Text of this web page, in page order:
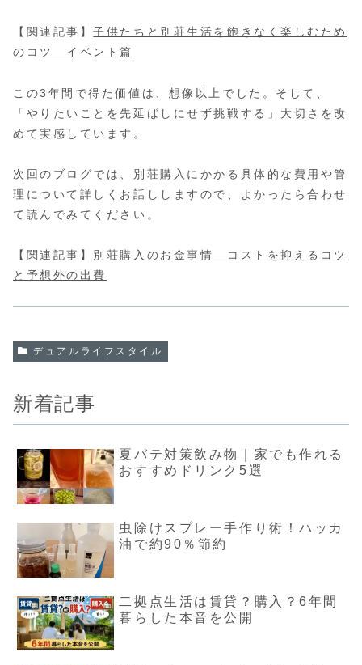
【関連記事】子供たちと別荘生活を飽きなく楽しむため
のコツ イベント篇
この3年間で得た価値は、想像以上でした。そして、
「やりたいことを先延ばしにせず挑戦する」大切さを改
めて実感しています。
次回のブログでは、別荘購入にかかる具体的な費用や管
理について詳しくお話ししますので、よかったら合わせ
て読んでみてください。
【関連記事】 別荘購入のお金事情 コストを抑えるコツ
と予想外の出費
デュアルライフスタイル
新着記事
夏バテ対策飲み物｜家でも作れる
おすすめドリンク5選
虫除けスプレー手作り術！ハッカ
油で約90％節約
二拠点生活は賃貸？購入？6年間
暮らした本音を公開